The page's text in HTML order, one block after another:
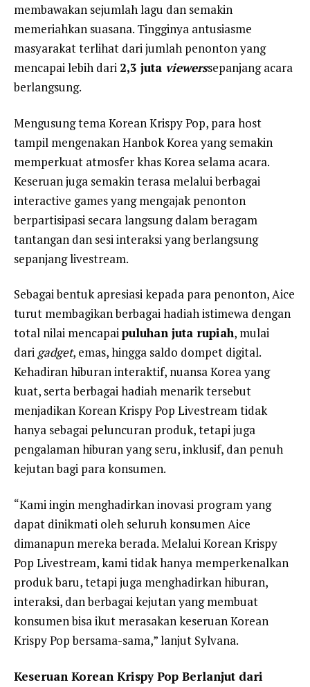
membawakan sejumlah lagu dan semakin
memeriahkan suasana. Tingginya antusiasme
masyarakat terlihat dari jumlah penonton yang
mencapai lebih dari 2,3 juta viewerssepanjang acara
berlangsung.
Mengusung tema Korean Krispy Pop, para host
tampil mengenakan Hanbok Korea yang semakin
memperkuat atmosfer khas Korea selama acara.
Keseruan juga semakin terasa melalui berbagai
interactive games yang mengajak penonton
berpartisipasi secara langsung dalam beragam
tantangan dan sesi interaksi yang berlangsung
sepanjang livestream.
Sebagai bentuk apresiasi kepada para penonton, Aice
turut membagikan berbagai hadiah istimewa dengan
total nilai mencapaipuluhan juta rupiah, mulai
dari gadget, emas, hingga saldo dompet digital.
Kehadiran hiburan interaktif, nuansa Korea yang
kuat, serta berbagai hadiah menarik tersebut
menjadikan Korean Krispy Pop Livestream tidak
hanya sebagai peluncuran produk, tetapi juga
pengalaman hiburan yang seru, inklusif, dan penuh
kejutan bagi para konsumen.
“Kami ingin menghadirkan inovasi program yang
dapat dinikmati oleh seluruh konsumen Aice
dimanapun mereka berada. Melalui Korean Krispy
Pop Livestream, kami tidak hanya memperkenalkan
produk baru, tetapi juga menghadirkan hiburan,
interaksi, dan berbagai kejutan yang membuat
konsumen bisa ikut merasakan keseruan Korean
Krispy Pop bersama-sama,” lanjut Sylvana.
Keseruan Korean Krispy Pop Berlanjut dari